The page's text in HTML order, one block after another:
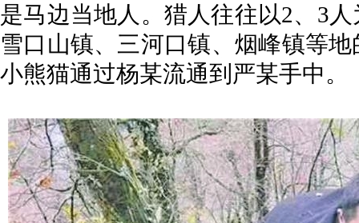
是马边当地人。猎人往往以2、3
雪口山镇、三河口镇、烟峰镇等
小熊猫通过杨某流通到严某手中。